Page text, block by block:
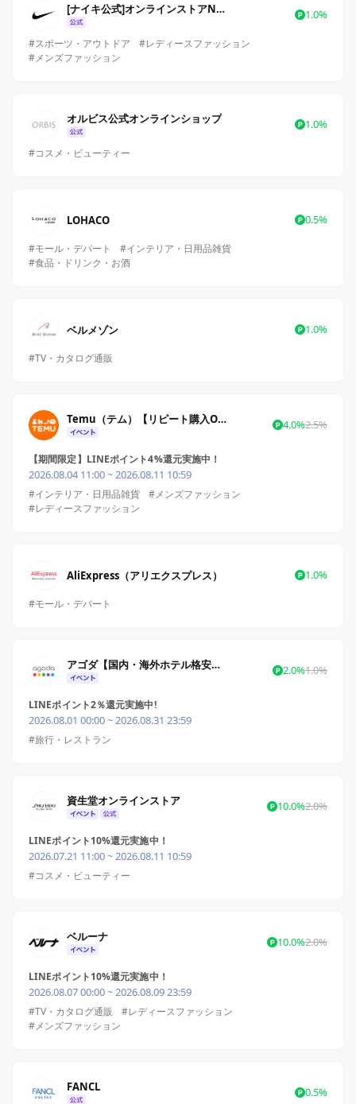
[ナイキ公式]オンラインストアNIKE.COM 1.0%
#スポーツ・アウトドア
#レディースファッション
#メンズファッション
オルビス公式オンラインショップ 1.0%
#コスメ・ビューティー
LOHACO 0.5%
#モール・デパート
#インテリア・日用品雑貨
#食品・ドリンク・お酒
ベルメゾン 1.0%
#TV・カタログ通販
Temu（テム）【リピート購入OK】 4.0%2.5%
【期間限定】LINEポイント4%還元実施中！
2026.08.04 11:00 ~ 2026.08.11 10:59
#インテリア・日用品雑貨
#メンズファッション
#レディースファッション
AliExpress（アリエクスプレス） 1.0%
#モール・デパート
アゴダ【国内・海外ホテル格安予約】 2.0%1.0%
LINEポイント2％還元実施中!
2026.08.01 00:00 ~ 2026.08.31 23:59
#旅行・レストラン
資生堂オンラインストア 10.0%2.0%
LINEポイント10%還元実施中！
2026.07.21 11:00 ~ 2026.08.11 10:59
#コスメ・ビューティー
ベルーナ 10.0%2.0%
LINEポイント10%還元実施中！
2026.08.07 00:00 ~ 2026.08.09 23:59
#TV・カタログ通販
#レディースファッション
#メンズファッション
FANCL 0.5%